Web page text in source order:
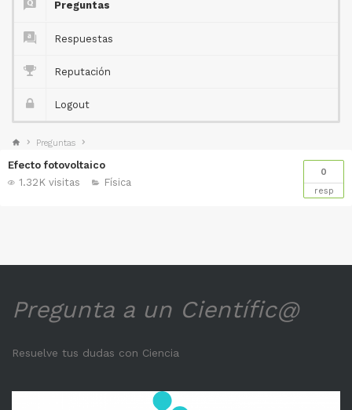
Preguntas
Respuestas
Reputación
Logout
Preguntas
0
resp
Efecto fotovoltaico
1.32K visitas
Física
Pregunta a un Científic@
Resuelve tus dudas con Ciencia